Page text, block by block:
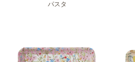
パスタ